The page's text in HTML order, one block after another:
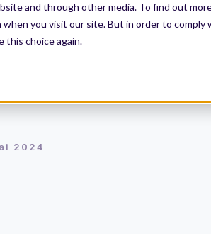
and through other media. To find out
you visit our site. But in order to
this choice again.
RICE
2024